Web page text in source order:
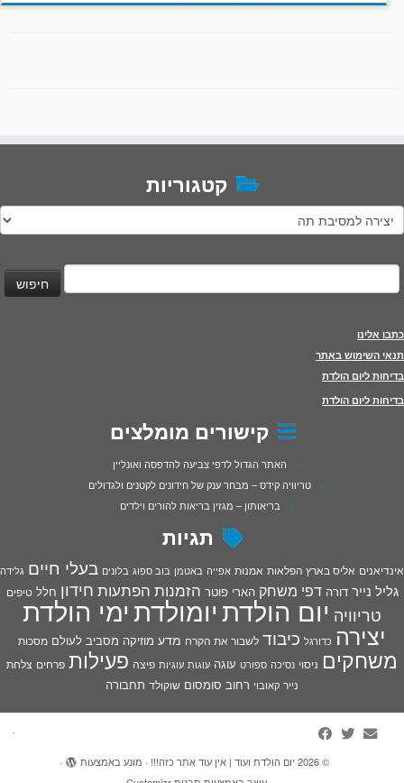
קטגוריות
קטגוריות
חיפוש:
כתבו אלינו
תנאי השימוש באתר
בדיחות ליום הולדת
בדיחות ליום הולדת
קישורים מומלצים
האתר הגדול לדפי צביעה להדפסה ואונליין
טריוויה קידס – מבחר ענק של חידונים לקטנים ולגדולים
בריאותון – מגזין בריאות להורים וילדים
תגיות
אינדיאנים אליס בארץ הפלאות אמנות אפייה באטמן בוב ספוג בלונים בעלי חיים גלידה
גליל נייר דורה דפי משחק הארי פוטר הזמנות הפתעות חידון חלל טיפים
טריוויה יום הולדתיומולדתימי הולדת
יצירה כדורגל כיבוד לשבור את הקרח מדע מוזיקה מסביב לעולם מסכות
משחקים ניסוי נסיכה ספורט עוגה עוגות עוגיות פיצה פעילות פרחים צלחת
נייר קאובוי רחוב סומסום שוקולד תחבורה
·
© 2026 יום הולדת ועוד | אין עוד אתר כזה!!! · מונע באמצעות
·